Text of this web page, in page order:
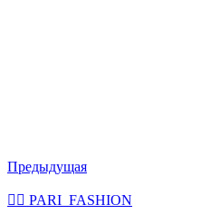
Предыдущая
💁‍♂ PARI_FASHION